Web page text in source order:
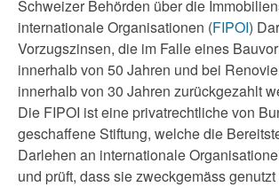
Schweizer Behörden über die
internationale Organisationen (FIPOI)
Vorzugszinsen, die im Falle eines
innerhalb von 50 Jahren und bei
innerhalb von 30 Jahren zurückgezahlt
Die FIPOI ist eine privatrechtliche von
geschaffene Stiftung, welche die
Darlehen an internationale
und prüft, dass sie zweckgemäss